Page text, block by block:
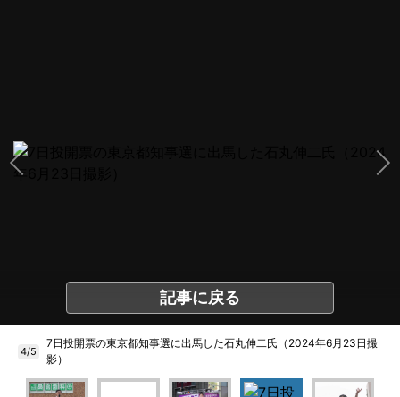
記事に戻る
4/5
7日投開票の東京都知事選に出馬した石丸伸二氏（2024年6月23日撮
影）